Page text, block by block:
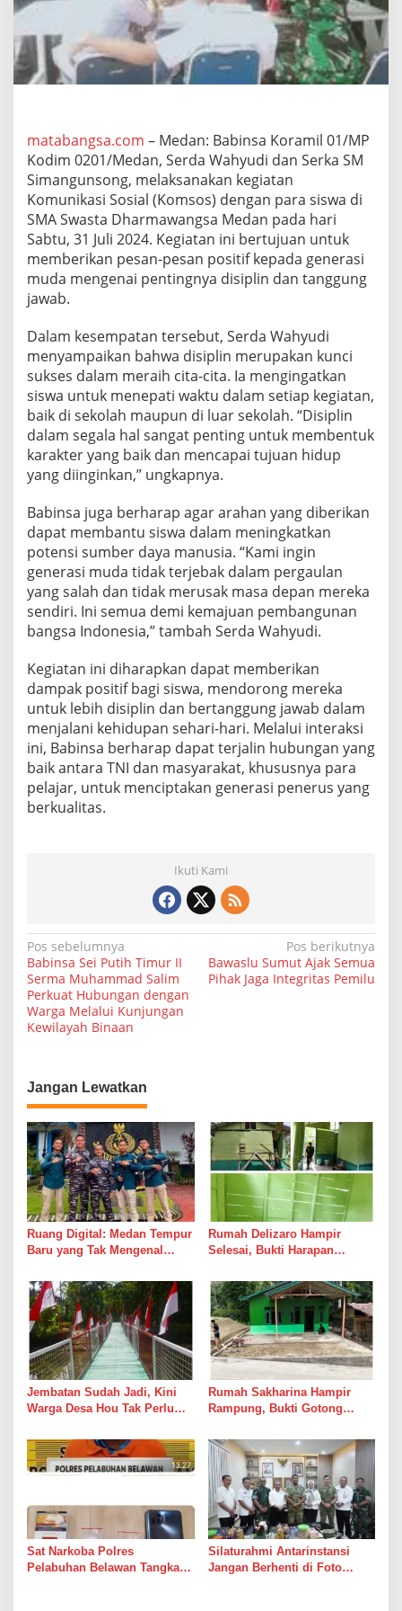
B
e
r
i
a
r
a
h
a
n
P
o
i
t
k
e
p
a
d
a
S
i
s
w
S
M
A
S
w
a
s
t
a
h
a
r
a
w
a
n
a
matabangsa.com – Medan: Babinsa Koramil 01/MP
Kodim 0201/Medan, Serda Wahyudi dan Serka SM
Simangunsong, melaksanakan kegiatan
Komunikasi Sosial (Komsos) dengan para siswa di
SMA Swasta Dharmawangsa Medan pada hari
Sabtu, 31 Juli 2024. Kegiatan ini bertujuan untuk
memberikan pesan-pesan positif kepada generasi
muda mengenai pentingnya disiplin dan tanggung
jawab.
Dalam kesempatan tersebut, Serda Wahyudi
menyampaikan bahwa disiplin merupakan kunci
sukses dalam meraih cita-cita. Ia mengingatkan
siswa untuk menepati waktu dalam setiap kegiatan,
baik di sekolah maupun di luar sekolah. “Disiplin
dalam segala hal sangat penting untuk membentuk
karakter yang baik dan mencapai tujuan hidup
yang diinginkan,” ungkapnya.
Babinsa juga berharap agar arahan yang diberikan
dapat membantu siswa dalam meningkatkan
potensi sumber daya manusia. “Kami ingin
generasi muda tidak terjebak dalam pergaulan
yang salah dan tidak merusak masa depan mereka
sendiri. Ini semua demi kemajuan pembangunan
bangsa Indonesia,” tambah Serda Wahyudi.
Kegiatan ini diharapkan dapat memberikan
dampak positif bagi siswa, mendorong mereka
untuk lebih disiplin dan bertanggung jawab dalam
menjalani kehidupan sehari-hari. Melalui interaksi
ini, Babinsa berharap dapat terjalin hubungan yang
baik antara TNI dan masyarakat, khususnya para
pelajar, untuk menciptakan generasi penerus yang
berkualitas.
Ikuti Kami
N
a
v
i
a
s
i
p
o
s
Pos sebelumnya
Babinsa Sei Putih Timur II
Serma Muhammad Salim
Perkuat Hubungan dengan
Warga Melalui Kunjungan
Kewilayah Binaan
Pos berikutnya
Bawaslu Sumut Ajak Semua
Pihak Jaga Integritas Pemilu
Jangan Lewatkan
Ruang Digital: Medan Tempur
Baru yang Tak Mengenal
Rumah Delizaro Hampir
Selesai, Bukti Harapan
Suara Palu dan Semen
Jembatan Sudah Jadi, Kini
Warga Desa Hou Tak Perlu
Sungai
Rumah Sakharina Hampir
Rampung, Bukti Gotong
dari Janji Banyak Orang
Sat Narkoba Polres
Pelabuhan Belawan Tangkap
Silaturahmi Antarinstansi
Jangan Berhenti di Foto